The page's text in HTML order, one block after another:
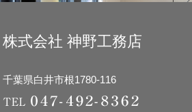
株式会社 神野工務店
千葉県白井市根1780-116